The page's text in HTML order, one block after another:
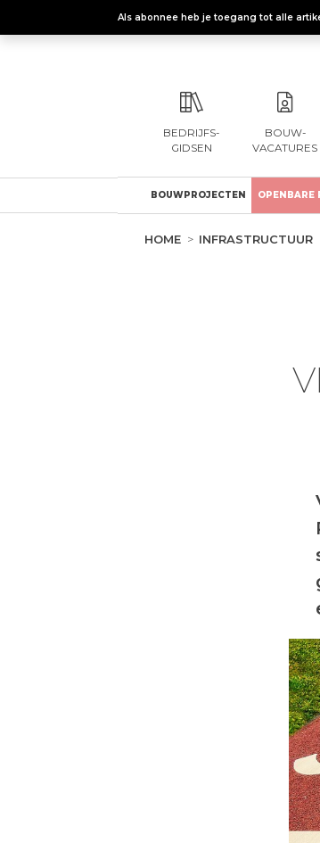
Als abonnee heb je toegang tot alle
BEDRIJFS-
GIDSEN
BOUW-
VACATURES
BOUWPROJECTEN OPENBARE
HOME INFRASTRUCTUUR